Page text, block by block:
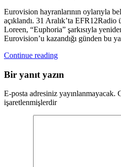
Eurovision hayranlarının oylarıyla
açıklandı. 31 Aralık’ta
Loreen, “Euphoria” şarkısıyla
Eurovision’u kazandığı günden bu
Continue reading
Bir yanıt yazın
E-posta adresiniz yayınlanmayacak.
işaretlenmişlerdir